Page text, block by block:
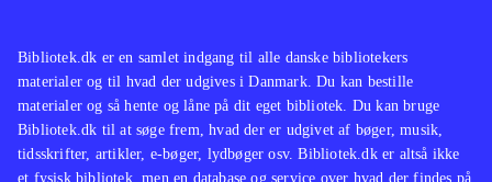
Bibliotek.dk er en samlet indgang til alle danske bibliotekers
materialer og til hvad der udgives i Danmark. Du kan bestille
materialer og så hente og låne på dit eget bibliotek. Du kan bruge
Bibliotek.dk til at søge frem, hvad der er udgivet af bøger, musik,
tidsskrifter, artikler, e-bøger, lydbøger osv. Bibliotek.dk er altså ikke
et fysisk bibliotek, men en database og service over hvad der findes på